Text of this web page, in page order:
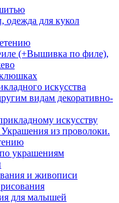
для кукол
(+Вышивка по филе),
искусства
видам декоративно-
искусству
из проволоки.
украшениям
и живописи
для малышей